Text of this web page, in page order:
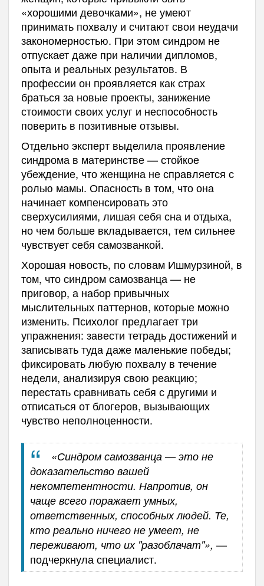
«хорошими девочками», не умеют
принимать похвалу и считают свои неудачи
закономерностью. При этом синдром не
отпускает даже при наличии дипломов,
опыта и реальных результатов. В
профессии он проявляется как страх
браться за новые проекты, занижение
стоимости своих услуг и неспособность
поверить в позитивные отзывы.
Отдельно эксперт выделила проявление
синдрома в материнстве — стойкое
убеждение, что женщина не справляется с
ролью мамы. Опасность в том, что она
начинает компенсировать это
сверхусилиями, лишая себя сна и отдыха,
но чем больше вкладывается, тем сильнее
чувствует себя самозванкой.
Хорошая новость, по словам Ишмурзиной, в
том, что синдром самозванца — не
приговор, а набор привычных
мыслительных паттернов, которые можно
изменить. Психолог предлагает три
упражнения: завести тетрадь достижений и
записывать туда даже маленькие победы;
фиксировать любую похвалу в течение
недели, анализируя свою реакцию;
перестать сравнивать себя с другими и
отписаться от блогеров, вызывающих
чувство неполноценности.
«Синдром самозванца — это не
доказательство вашей
некомпетентности. Напротив, он
чаще всего поражает умных,
ответственных, способных людей. Те,
кто реально ничего не умеет, не
переживают, что их "разоблачат"», —
подчеркнула специалист.